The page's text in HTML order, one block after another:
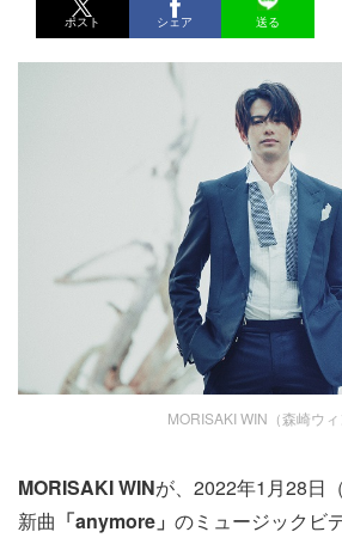
ポスト シェア 送る
MORISAKI WIN（森崎ウィ
MORISAKI WINが、2022年1月28日
新曲 「anymore」 のミュージックビ